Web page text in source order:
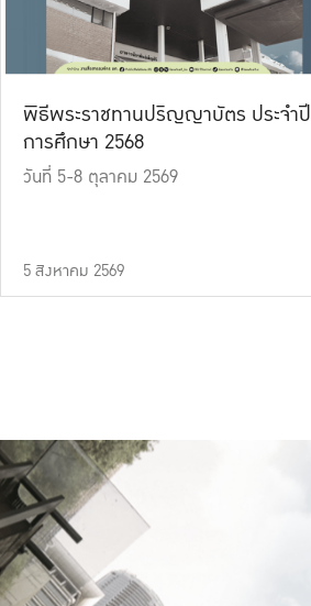
พิธีพระราชทานปริญญาบัตร ประจำปี
การศึกษา 2568
วันที่ 5-8 ตุลาคม 2569
5 สิงหาคม 2569